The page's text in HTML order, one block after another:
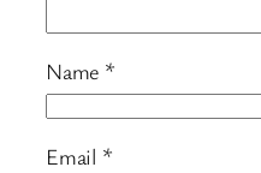
Name *
Email *